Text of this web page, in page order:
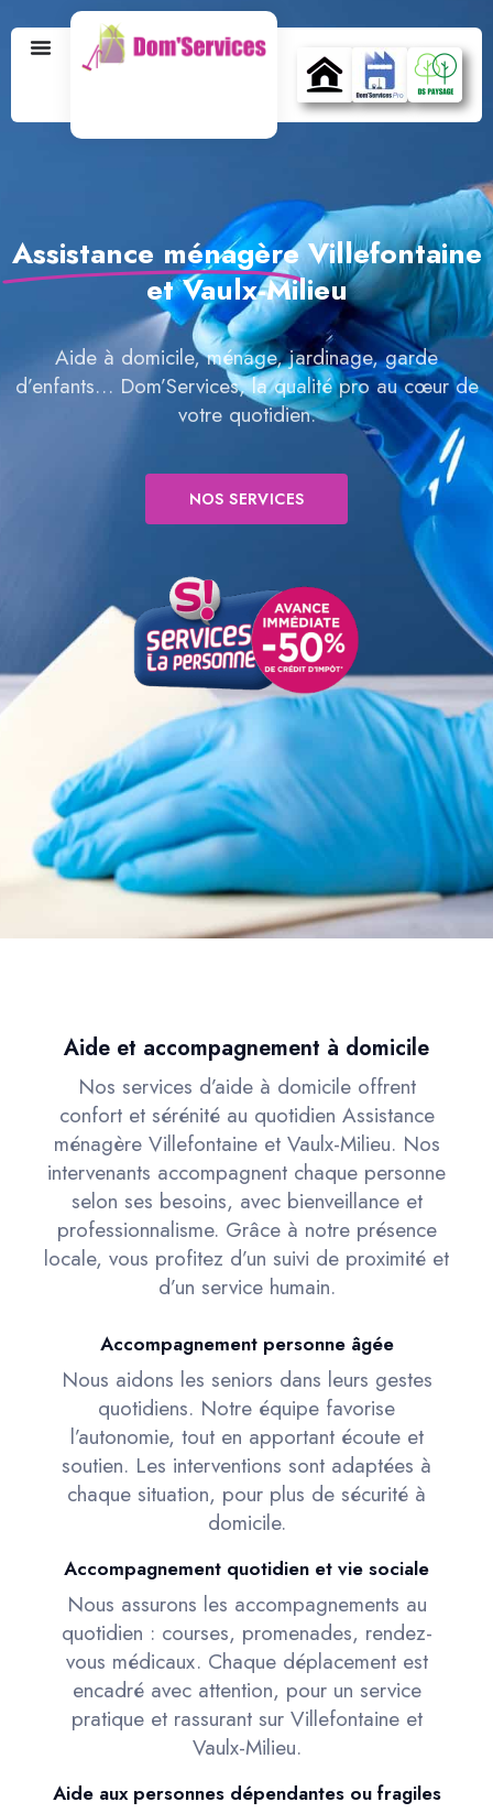
Assistance ménagère Villefontaine
et Vaulx-Milieu
Aide à domicile, ménage, jardinage, garde
d’enfants… Dom’Services, la qualité pro au cœur de
votre quotidien.
NOS SERVICES
Aide et accompagnement à domicile
Nos services d’aide à domicile offrent
confort et sérénité au quotidien Assistance
ménagère Villefontaine et Vaulx-Milieu. Nos
intervenants accompagnent chaque personne
selon ses besoins, avec bienveillance et
professionnalisme. Grâce à notre présence
locale, vous profitez d’un suivi de proximité et
d’un service humain.
Accompagnement personne âgée
Nous aidons les seniors dans leurs gestes
quotidiens. Notre équipe favorise
l’autonomie, tout en apportant écoute et
soutien. Les interventions sont adaptées à
chaque situation, pour plus de sécurité à
domicile.
Accompagnement quotidien et vie sociale
Nous assurons les accompagnements au
quotidien : courses, promenades, rendez-
vous médicaux. Chaque déplacement est
encadré avec attention, pour un service
pratique et rassurant sur Villefontaine et
Vaulx-Milieu.
Aide aux personnes dépendantes ou fragiles